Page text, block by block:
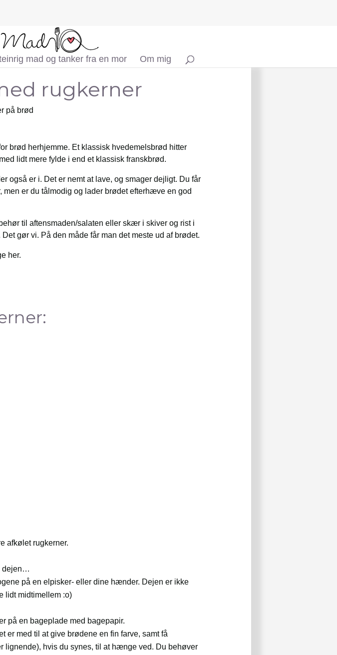
mad og tanker fra en mor Om mig
rugkerner
på brød
brød herhjemme. Et klassisk hvedemelsbrød hitter
lidt mere fylde i end et klassisk franskbrød.
også er i. Det er nemt at lave, og smager dejligt. Du får
er du tålmodig og lader brødet efterhæve en god
til aftensmaden/salaten eller skær i skiver og rist i
gør vi. På den måde får man det meste ud af brødet.
her.
afkølet rugkerner.
dejen…
på en elpisker- eller dine hænder. Dejen er ikke
lidt midtimellem :o)
på en bageplade med bagepapir.
er med til at give brødene en fin farve, samt få
hvis du synes, til at hænge ved. Du behøver